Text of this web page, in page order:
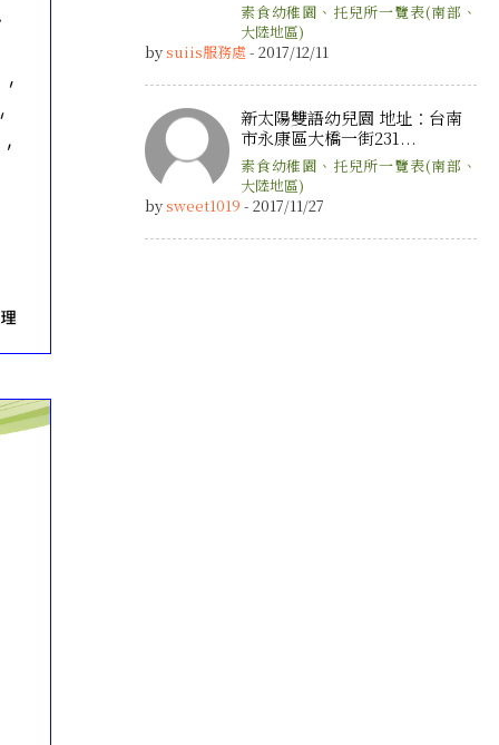
素食幼稚園、托兒所一覽表(南部、
大陸地區)
bysuiis服務處 - 2017/12/11
新太陽雙語幼兒園 地址：台南
市永康區大橋一街231...
素食幼稚園、托兒所一覽表(南部、
大陸地區)
bysweet1019 - 2017/11/27